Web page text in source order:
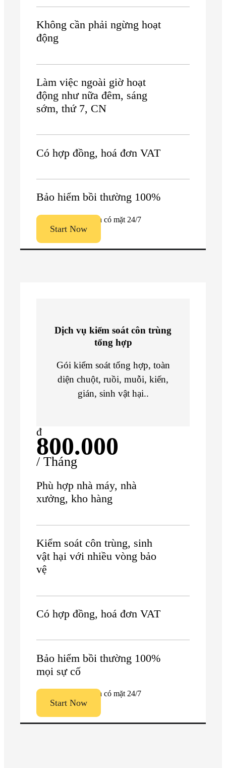
Không cần phải ngừng hoạt
động
Làm việc ngoài giờ hoạt
động như nữa đêm, sáng
sớm, thứ 7, CN
Có hợp đồng, hoá đơn VAT
Bảo hiểm bồi thường 100%
Luôn có mặt 24/7
Start Now
Dịch vụ kiểm soát côn trùng
tổng hợp
Gói kiểm soát tổng hợp, toàn
diện chuột, ruồi, muỗi, kiến,
gián, sinh vật hại..
đ
800.000
/ Tháng
Phù hợp nhà máy, nhà
xưởng, kho hàng
Kiểm soát côn trùng, sinh
vật hại với nhiều vòng bảo
vệ
Có hợp đồng, hoá đơn VAT
Bảo hiểm bồi thường 100%
mọi sự cố
Luôn có mặt 24/7
Start Now